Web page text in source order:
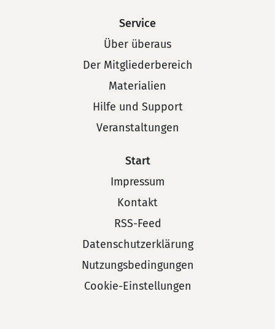
Service
Über überaus
Der Mitgliederbereich
Materialien
Hilfe und Support
Veranstaltungen
Start
Impressum
Kontakt
RSS-Feed
Datenschutzerklärung
Nutzungsbedingungen
Cookie-Einstellungen